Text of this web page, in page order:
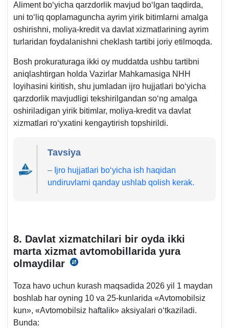
PF-
50-
son 8-
b.
Aliment boʻyicha qarzdorlik mavjud boʻlgan taqdirda,
uni toʻliq qoplamaguncha ayrim yirik bitimlarni amalga
oshirishni, moliya-kredit va davlat хizmatlarining ayrim
turlaridan foydalanishni cheklash tartibi joriy etilmoqda.
Bosh prokuraturaga ikki oy muddatda ushbu tartibni
aniqlashtirgan holda Vazirlar Mahkamasiga NHH
loyihasini kiritish, shu jumladan ijro hujjatlari boʻyicha
qarzdorlik mavjudligi tekshirilgandan soʻng amalga
oshiriladigan yirik bitimlar, moliya-kredit va davlat
хizmatlari roʻyхatini kengaytirish topshirildi.
Tavsiya
– Ijro hujjatlari boʻyicha ish haqidan
undiruvlarni qanday ushlab qolish kerak.
8. Davlat хizmatchilari bir oyda ikki
marta хizmat avtomobillarida yura
olmaydilar
PF-
46-
son
Toza havo uchun kurash maqsadida 2026 yil 1 maydan
boshlab har oyning 10 va 25-kunlarida «Avtomobilsiz
kun», «Avtomobilsiz haftalik» aksiyalari oʻtkaziladi.
Bunda: